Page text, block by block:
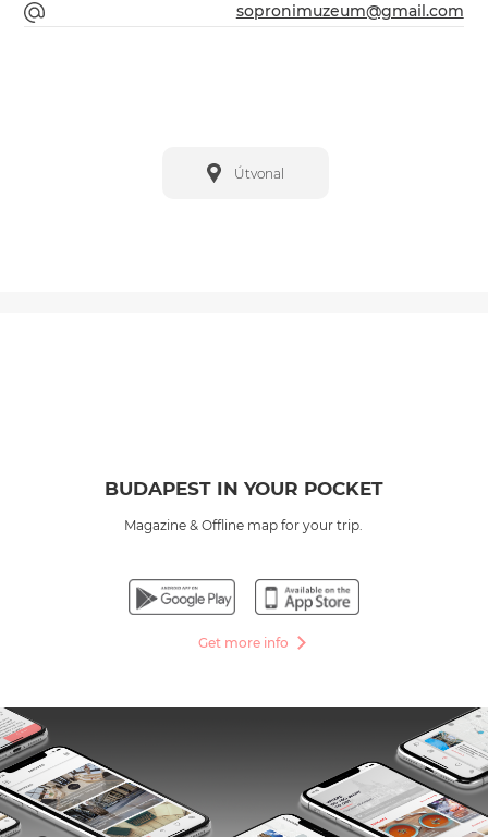
sopronimuzeum@gmail.com
Útvonal
BUDAPEST IN YOUR POCKET
Magazine & Offline map for your trip.
Get more info